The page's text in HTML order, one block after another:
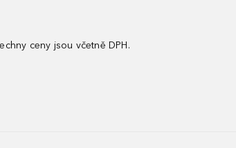
ceny jsou včetně DPH.